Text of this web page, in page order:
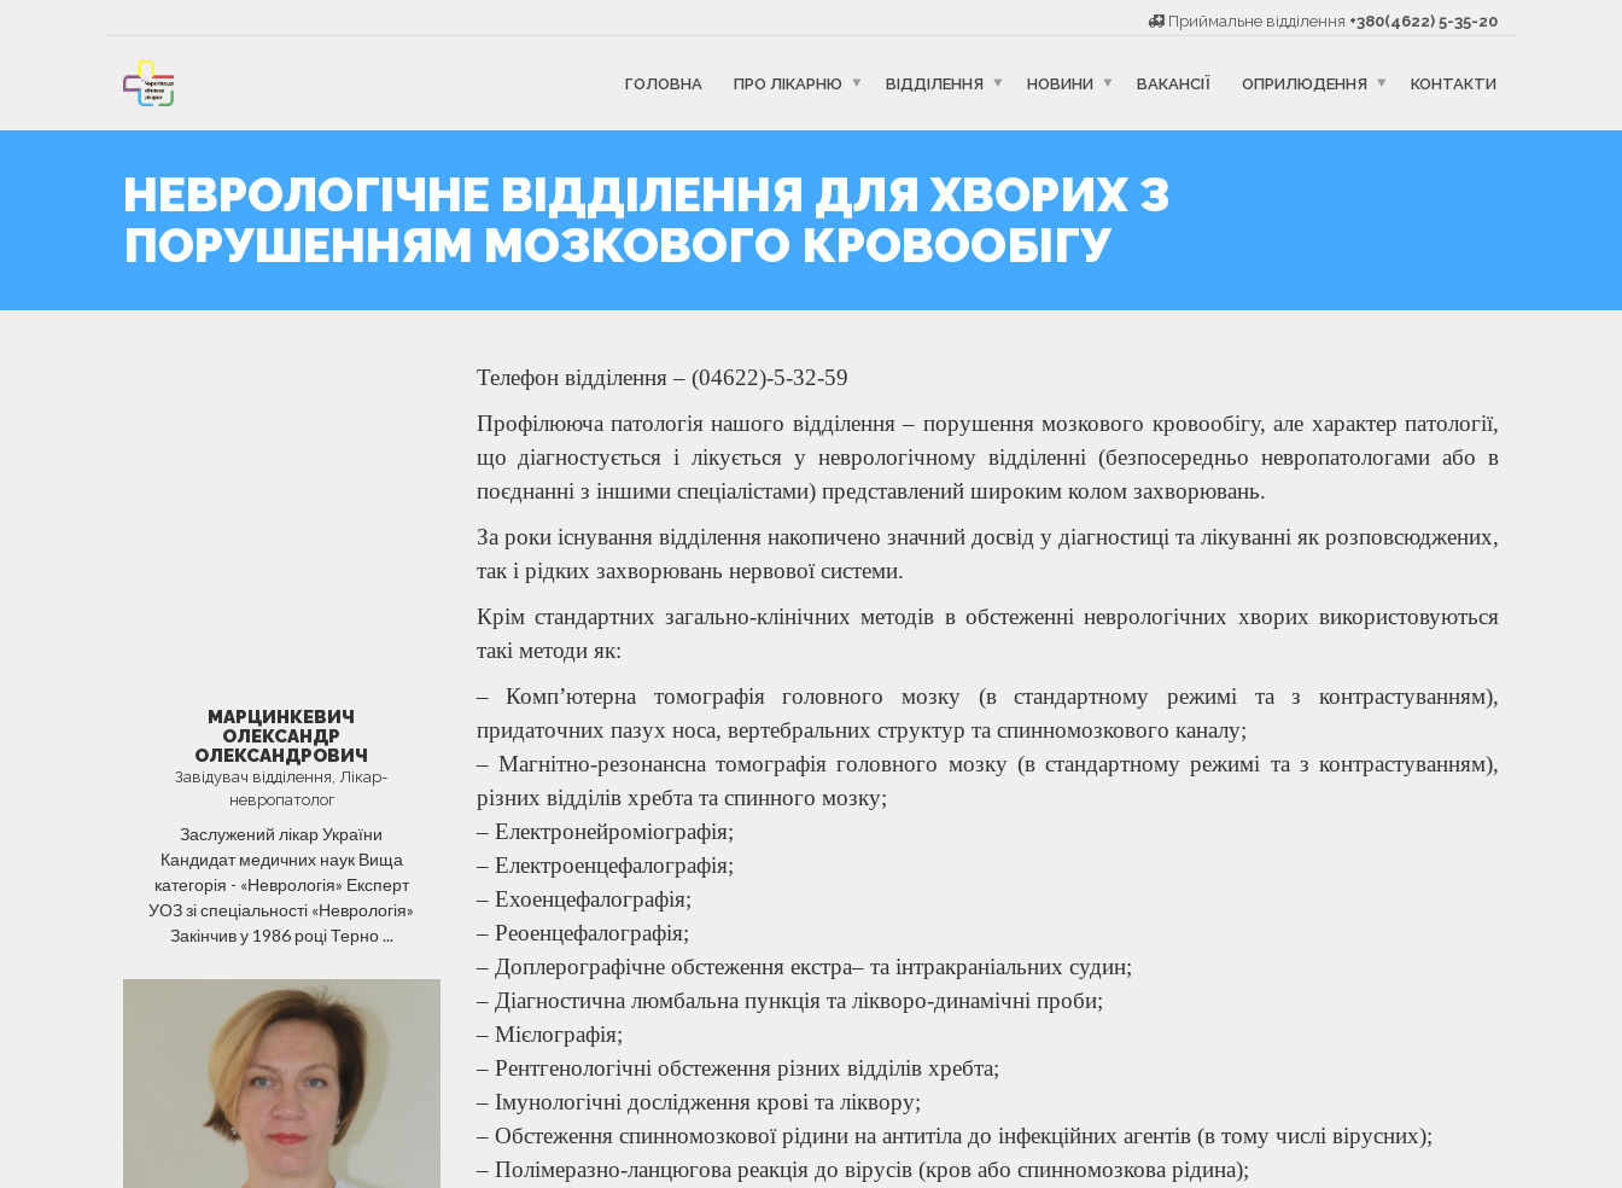
Приймальне відділення +380(4622) 5-35-20
ГОЛОВНА ПРО ЛІКАРНЮ ВІДДІЛЕННЯ НОВИНИ ВАКАНСІЇ ОПРИЛЮДЕННЯ КОНТАКТИ
НЕВРОЛОГІЧНЕ ВІДДІЛЕННЯ ДЛЯ ХВОРИХ З
ПОРУШЕННЯМ МОЗКОВОГО КРОВООБІГУ
МАРЦИНКЕВИЧ
ОЛЕКСАНДР
ОЛЕКСАНДРОВИЧ
Завідувач відділення, Лікар-
невропатолог
Заслужений лікар України
Кандидат медичних наук Вища
категорія - «Неврологія» Експерт
УОЗ зі спеціальності «Неврологія»
Закінчив у 1986 році Терно ...
Телефон відділення – (04622)-5-32-59
Профілююча патологія нашого відділення – порушення мозкового кровообігу, але характер патології,
що діагностується і лікується у неврологічному відділенні (безпосередньо невропатологами або в
поєднанні з іншими спеціалістами) представлений широким колом захворювань.
За роки існування відділення накопичено значний досвід у діагностиці та лікуванні як розповсюджених,
так і рідких захворювань нервової системи.
Крім стандартних загально-клінічних методів в обстеженні неврологічних хворих використовуються
такі методи як:
– Комп’ютерна томографія головного мозку (в стандартному режимі та з контрастуванням),
придаточних пазух носа, вертебральних структур та спинномозкового каналу;
– Магнітно-резонансна томографія головного мозку (в стандартному режимі та з контрастуванням),
різних відділів хребта та спинного мозку;
– Електронейроміографія;
– Електроенцефалографія;
– Ехоенцефалографія;
– Реоенцефалографія;
– Доплерографічне обстеження екстра– та інтракраніальних судин;
– Діагностична люмбальна пункція та лікворо-динамічні проби;
– Мієлографія;
– Рентгенологічні обстеження різних відділів хребта;
– Імунологічні дослідження крові та ліквору;
– Обстеження спинномозкової рідини на антитіла до інфекційних агентів (в тому числі вірусних);
– Полімеразно-ланцюгова реакція до вірусів (кров або спинномозкова рідина);